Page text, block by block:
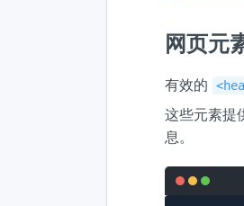
网页元
有效的
这些元素提
息。